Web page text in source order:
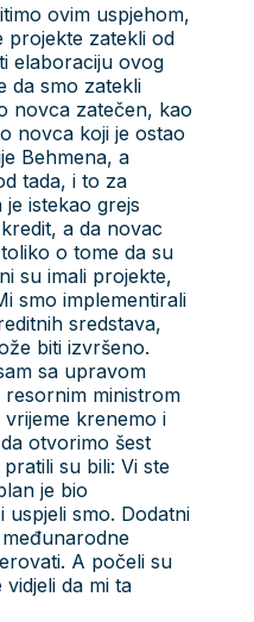
ovim uspjehom,
projekte zatekli od
elaboraciju ovog
da smo zatekli
novca zatečen, kao
novca koji je ostao
Behmena, a
tada, i to za
istekao grejs
a da novac
o tome da su
su imali projekte,
smo implementirali
sredstava,
biti izvršeno.
sa upravom
ministrom
vrijeme krenemo i
otvorimo šest
su bili: Vi ste
je bio
smo. Dodatni
A počeli su
da mi ta